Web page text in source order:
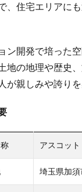
、住宅エリアに
ン開発で培った
地の地理や歴史
が親しみや誇り
アスコッ
埼玉県加